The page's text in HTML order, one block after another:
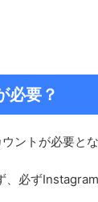
必要？
ントが必要とな
必ずInstagram